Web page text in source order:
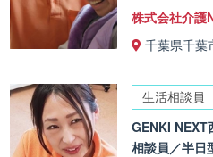
株式会社介護
千葉県千
生活相談員
GENKI NEXT
相談員／半日